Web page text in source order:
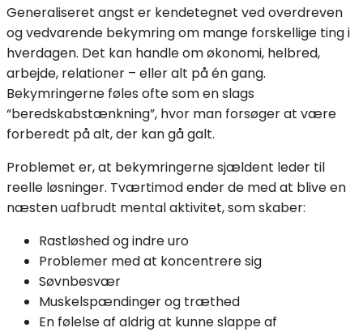
Generaliseret angst er kendetegnet ved overdreven
og vedvarende bekymring om mange forskellige ting i
hverdagen. Det kan handle om økonomi, helbred,
arbejde, relationer – eller alt på én gang.
Bekymringerne føles ofte som en slags
“beredskabstænkning”, hvor man forsøger at være
forberedt på alt, der kan gå galt.
Problemet er, at bekymringerne sjældent leder til
reelle løsninger. Tværtimod ender de med at blive en
næsten uafbrudt mental aktivitet, som skaber:
Rastløshed og indre uro
Problemer med at koncentrere sig
Søvnbesvær
Muskelspændinger og træthed
En følelse af aldrig at kunne slappe af